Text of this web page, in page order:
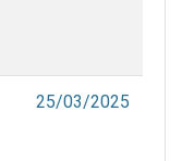
25/03/2025